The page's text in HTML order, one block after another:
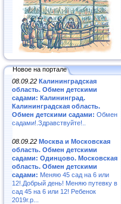
Новое на портале
08.09.22 Калининградская
область. Обмен детскими
садами: Калининград.
Калининградская область.
Обмен детскими садами: Обмен
садами!.Здравствуйте!..
08.09.22 Москва и Московская
область. Обмен детскими
садами: Одинцово. Московская
область. Обмен детскими
садами: Меняю 45 сад на 6 или
12!.Добрый день! Меняю путевку в
сад 45 на 6 или 12! Ребенок
2019г.р...